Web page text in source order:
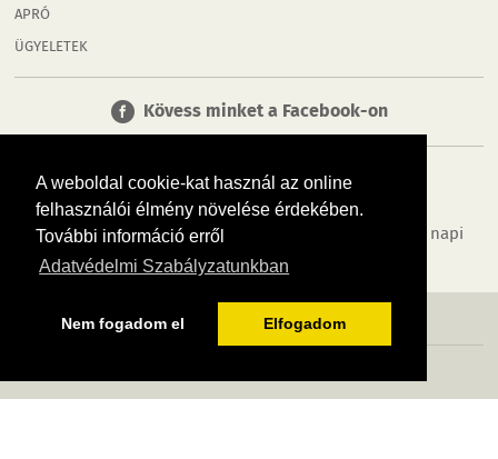
A weboldal cookie-kat használ az online
felhasználói élmény növelése érdekében.
További információ erről
Adatvédelmi Szabályzatunkban
Nem fogadom el Elfogadom
APRÓ
ÜGYELETEK
Kövess minket a Facebook-on
Tudj meg többet városodról! Hírek, programok, képek, napi
menü, cégek…. és minden, ami Győr
MÉDIAAJÁNLÓ ADATVÉDELEM IMPRESSZUM